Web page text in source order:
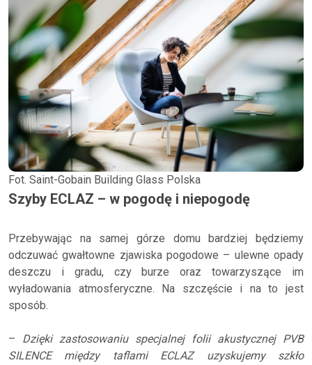
Fot. Saint-Gobain Building Glass Polska
Szyby ECLAZ – w pogodę i niepogodę
Przebywając na samej górze domu bardziej będziemy
odczuwać gwałtowne zjawiska pogodowe – ulewne opady
deszczu i gradu, czy burze oraz towarzyszące im
wyładowania atmosferyczne. Na szczęście i na to jest
sposób.
– Dzięki zastosowaniu specjalnej folii akustycznej PVB
SILENCE między taflami ECLAZ uzyskujemy szkło